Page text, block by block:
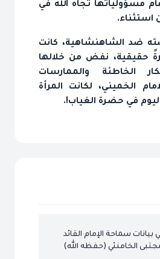
مسؤولياتها تجاه الله في
استثناء.
ضد الشاهنشاهية، كانت
حقيقية، نفض من خلالها
الخاطئة والممارسات
الخميني، لكانت المرأة
في حضرة الغياب!.
بيانات سماحة الإمام القائد
الخامنئي (حفظه الله)